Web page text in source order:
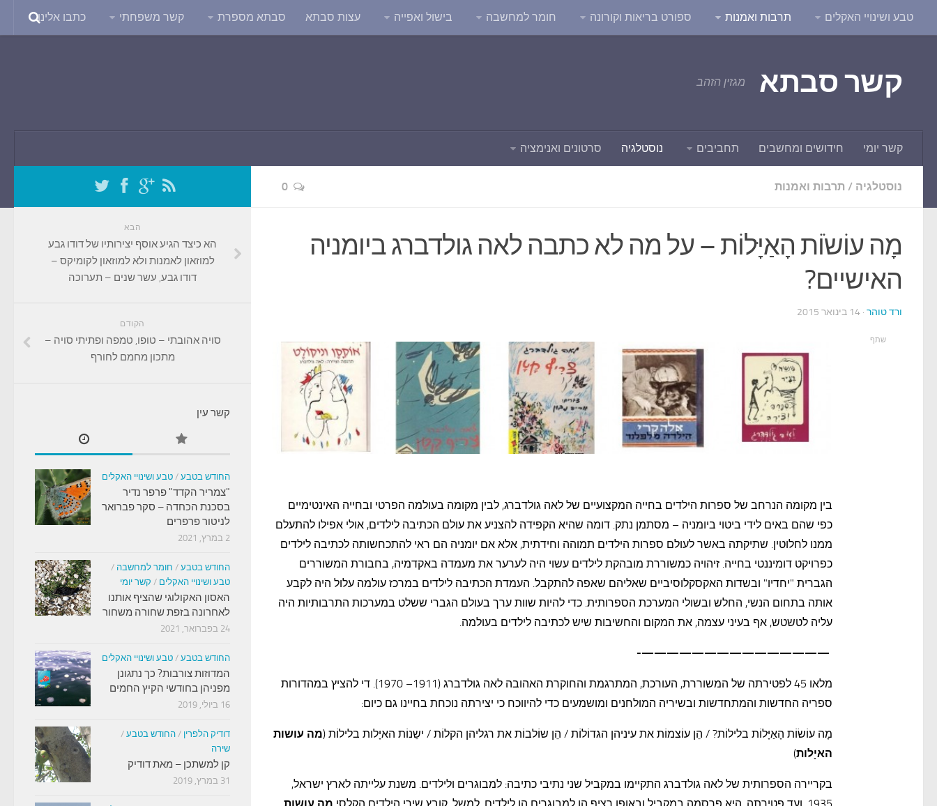
טבע ושינויי האקלים תרבות ואמנות ספורט בריאות וקורונה חומר למחשבה בישול ואפייה עצות סבתא סבתא מספרת קשר משפחתי כתבו אלינו
קשר סבתא מגזין הזהב
קשר יומי חידושים ומחשבים תחביבים נוסטלגיה סרטונים ואנימציה
נוסטלגיה / תרבות ואמנות 0
מָה עוֹשֹוֹת הָאַיָּלוֹת – על מה לא כתבה לאה גולדברג ביומניה
האישיים?
ורד טוהר · 14 בינואר 2015
בין מקומה הנרחב של ספרות הילדים בחייה המקצועיים של לאה גולדברג, לבין מקומה בעולמה הפרטי ובחייה האינטימיים
כפי שהם באים לידי ביטוי ביומניה – מסתמן נתק. דומה שהיא הקפידה להצניע את עולם הכתיבה לילדים, אולי אפילו להתעלם
ממנו לחלוטין. שתיקתה באשר לעולם ספרות הילדים תמוהה וחידתית, אלא אם יומניה הם ראי להתכחשותה לכתיבה לילדים
כפרויקט דומיננטי בחייה. זיהויה כמשוררת מובהקת לילדים עשוי היה לערער את מעמדה באקדמיה, בחבורת המשוררים
הגברית "יחדיו" ובשדות האקסקלוסיביים שאליהם שאפה להתקבל. העמדת הכתיבה לילדים במרכז עולמה עלול היה לקבע
אותה בתחום הנשי, החלש ובשולי המערכת הספרותית. כדי להיות שוות ערך בעולם הגברי ששלט במערכות התרבותיות היה
עליה לטשטש, אף בעיני עצמה, את המקום והחשיבות שיש לכתיבה לילדים בעולמה.
———————————————-
מלאו 45 לפטירתה של המשוררת, העורכת, המתרגמת והחוקרת האהובה לאה גולדברג (1911– 1970). די להציץ במהדורות
ספריה החדשות והמתחדשות ובשיריה המולחנים ומושמעים כדי להיווכח כי יצירתה נוכחת בחיינו גם כיום:
מָה עוֹשׂוֹת הָאַיָּלוֹת בלילוֹת? / הֵן עוֹצמוֹת את עיניהן הגדוֹלוֹת / הֵן שוֹלבוֹת את רגליהן הקלוֹת / ישֵנוֹת האיָלות בלילוֹת (מה עושות
האיָלות)
בקריירה הספרותית של לאה גולדברג התקיימו במקביל שני נתיבי כתיבה: למבוגרים ולילדים. משנת עלייתה לארץ ישראל,
שתף
הבא
הא כיצד הגיע אוסף יצירותיו של דודו גבע
למוזאון לאמנות ולא למוזאון לקומיקס –
דודו גבע, עשר שנים – תערוכה
הקודם
סויה אהובתי – טופו, טמפה ופתיתי סויה –
מתכון מחמם לחורף
קשר עין
החודש בטבע / טבע ושינויי האקלים
"צמריר הקדד" פרפר נדיר
בסכנת הכחדה – סקר פברואר
לניטור פרפרים
2 במרץ, 2021
החודש בטבע / חומר למחשבה /
טבע ושינויי האקלים / קשר יומי
האסון האקולוגי שהציף אותנו
לאחרונה בזפת שחורה משחור
24 בפברואר, 2021
החודש בטבע / טבע ושינויי האקלים
המדוזות צורבות? כך נתגונן
מפניהן בחודשי הקיץ החמים
16 ביולי, 2019
דודיק הלפרין / החודש בטבע /
שירה
קן למשתכן – מאת דודיק
31 במרץ, 2019